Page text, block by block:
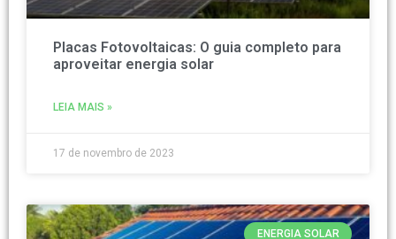
Placas Fotovoltaicas: O guia completo para
aproveitar energia solar
LEIA MAIS »
17 de novembro de 2023
ENERGIA SOLAR